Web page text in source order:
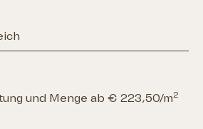
und Menge ab € 223,50/m2